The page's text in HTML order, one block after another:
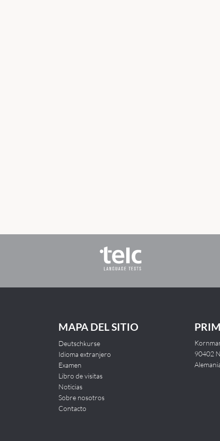
MAPA DEL SITIO
Deutschkurse
Idioma extranjero
Examen
Libro de visitas
Noticias
Sobre nosotros
Contacto
90402